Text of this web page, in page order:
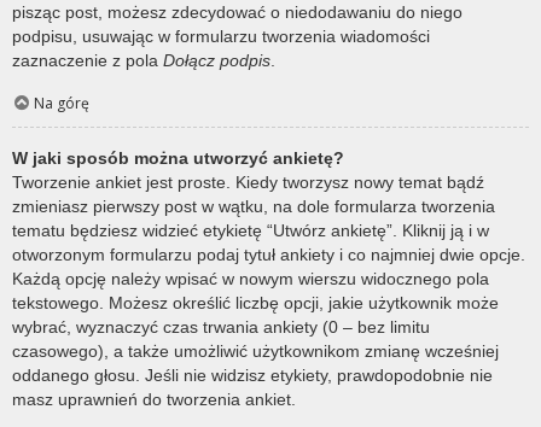
pisząc post, możesz zdecydować o niedodawaniu do niego
podpisu, usuwając w formularzu tworzenia wiadomości
zaznaczenie z pola Dołącz podpis.
Na górę
W jaki sposób można utworzyć ankietę?
Tworzenie ankiet jest proste. Kiedy tworzysz nowy temat bądź
zmieniasz pierwszy post w wątku, na dole formularza tworzenia
tematu będziesz widzieć etykietę “Utwórz ankietę”. Kliknij ją i w
otworzonym formularzu podaj tytuł ankiety i co najmniej dwie opcje.
Każdą opcję należy wpisać w nowym wierszu widocznego pola
tekstowego. Możesz określić liczbę opcji, jakie użytkownik może
wybrać, wyznaczyć czas trwania ankiety (0 – bez limitu
czasowego), a także umożliwić użytkownikom zmianę wcześniej
oddanego głosu. Jeśli nie widzisz etykiety, prawdopodobnie nie
masz uprawnień do tworzenia ankiet.